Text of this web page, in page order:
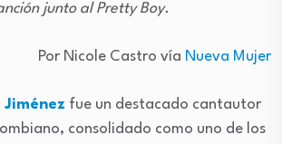
junto al Pretty Boy.
Por Nicole Castro vía Nueva Mujer
fue un destacado cantautor
consolidado como uno de los